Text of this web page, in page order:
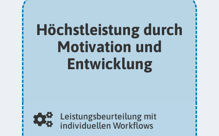
Höchstleistung durch
Motivation und
Entwicklung

Leistungsbeurteilung mit
individuellen Workflows